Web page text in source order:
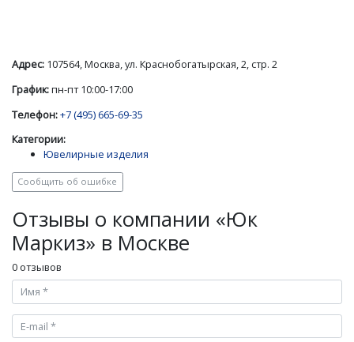
Адрес: 107564, Москва, ул. Краснобогатырская, 2, стр. 2
График:пн-пт 10:00-17:00
Телефон:+7 (495) 665-69-35
Категории:
Ювелирные изделия
Сообщить об ошибке
Отзывы о компании «Юк
Маркиз» в Москве
0 отзывов